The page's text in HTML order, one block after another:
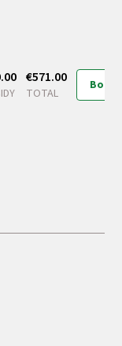
€571.00
TOTAL
Book